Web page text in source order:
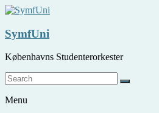
Skip
content
SymfUni
Københavns Studenterorkester
Menu